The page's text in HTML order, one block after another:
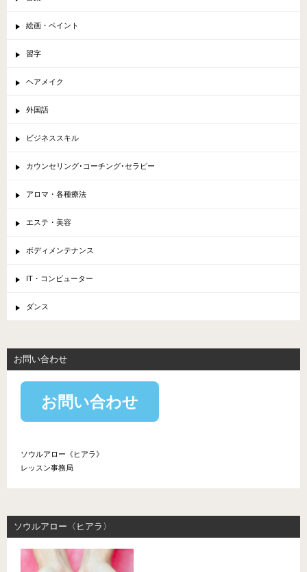
絵画・ペイント
習字
ヘアメイク
外国語
ビジネススキル
カウンセリング･コーチング･セラピー
アロマ・各種療法
エステ・美容
ボディメンテナンス
IT・コンピューター
ダンス
お問い合わせ
お問い合わせ
ソウルアロー《ヒアラ》
レッスン事務局
ソウルアロー〈ヒアラ〉